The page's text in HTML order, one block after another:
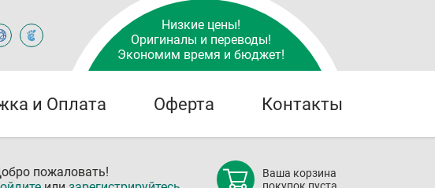
Низкие цены!
Оригиналы и переводы!
Экономим время и бюджет!
и Оплата Оферта Контакты
пожаловать!
Ваша корзина